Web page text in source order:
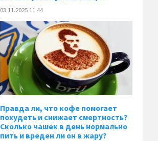
03.11.2025 11:44
Правда ли, что кофе помогает
похудеть и снижает смертность?
Сколько чашек в день нормально
пить и вреден ли он в жару?